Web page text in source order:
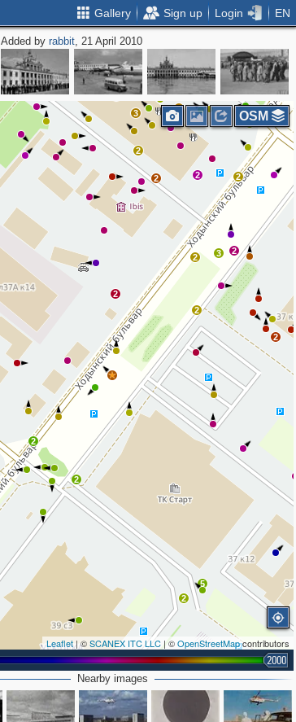
Gallery Sign up Login EN
Added byrabbit, 21 April 2010
3
2
2
2
2
3 2
3
2
3 2
3
2 2
2 2
2
3 2
2
2
5
2
Leaflet| ©SCANEX ITC LLC | ©OpenStreetMapcontributors
2000
OSM
Nearby images